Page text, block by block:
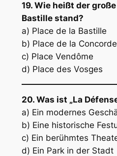
19. Wie heißt der
Bastille stand?
a) Place de la Bastille
b) Place de la Concorde
c) Place Vendôme
d) Place des Vosges
20. Was ist „La
a) Ein modernes
b) Eine historische
c) Ein berühmtes
d) Ein Park in der Stadt